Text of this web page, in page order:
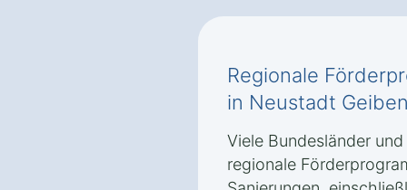
Regionale
in Neustadt
Viele Bundesländer
regionale